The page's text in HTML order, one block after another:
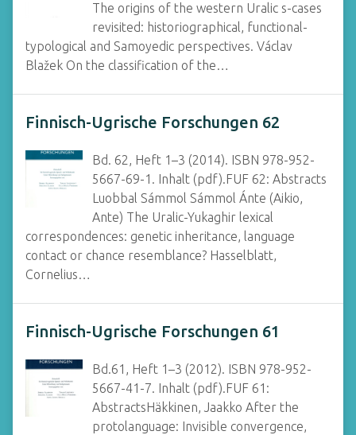
The origins of the western Uralic s-cases
revisited: historiographical, functional-
typological and Samoyedic perspectives. Václav
Blažek On the classification of the…
Finnisch-Ugrische Forschungen 62
Bd. 62, Heft 1–3 (2014). ISBN 978-952-
5667-69-1. Inhalt (pdf).FUF 62: Abstracts
Luobbal Sámmol Sámmol Ánte (Aikio,
Ante) The Uralic-Yukaghir lexical
correspondences: genetic inheritance, language
contact or chance resemblance? Hasselblatt,
Cornelius…
Finnisch-Ugrische Forschungen 61
Bd.61, Heft 1–3 (2012). ISBN 978-952-
5667-41-7. Inhalt (pdf).FUF 61:
AbstractsHäkkinen, Jaakko After the
protolanguage: Invisible convergence,